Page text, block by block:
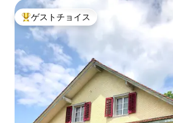
大好評のゲストチョイスです。
ゲストチョイス